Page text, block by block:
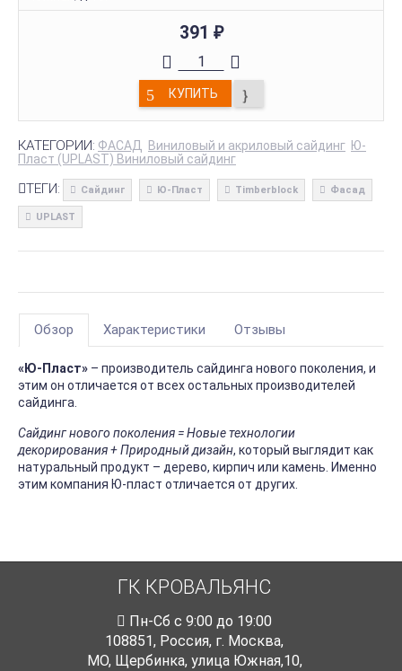
391 ₽
КУПИТЬ
КАТЕГОРИИ: ФАСАД Виниловый и акриловый сайдинг Ю-
Пласт (UPLAST) Виниловый сайдинг
ТЕГИ: Сайдинг Ю-Пласт Timberblock Фасад
UPLAST
Обзор Характеристики Отзывы
«Ю-Пласт» – производитель сайдинга нового поколения, и
этим он отличается от всех остальных производителей
сайдинга.
Сайдинг нового поколения = Новые технологии
декорирования + Природный дизайн, который выглядит как
натуральный продукт – дерево, кирпич или камень. Именно
этим компания Ю-пласт отличается от других.
ГК КРОВАЛЬЯНС
Пн-Cб с 9:00 до 19:00
108851, Россия, г. Москва,
МО, Щербинка, улица Южная,10,